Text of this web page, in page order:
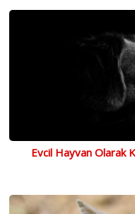
Evcil Hayvan Olarak